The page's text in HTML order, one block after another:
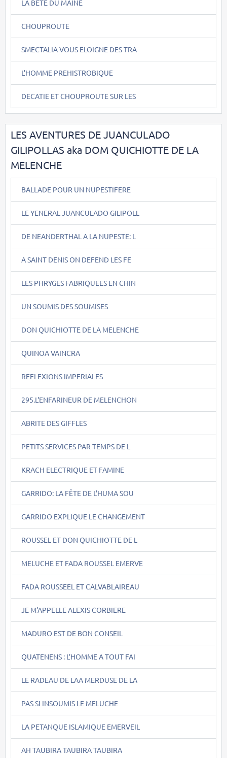
LA BÊTE DU MAINE
CHOUPROUTE
SMECTALIA VOUS ELOIGNE DES TRA
L'HOMME PREHISTROBIQUE
DECATIE ET CHOUPROUTE SUR LES
LES AVENTURES DE JUANCULADO
GILIPOLLAS aka DOM QUICHIOTTE DE LA
MELENCHE
BALLADE POUR UN NUPESTIFERE
LE YENERAL JUANCULADO GILIPOLL
DE NEANDERTHAL A LA NUPESTE: L
A SAINT DENIS ON DEFEND LES FE
LES PHRYGES FABRIQUEES EN CHIN
UN SOUMIS DES SOUMISES
DON QUICHIOTTE DE LA MELENCHE
QUINOA VAINCRA
REFLEXIONS IMPERIALES
295.L'ENFARINEUR DE MELENCHON
ABRITE DES GIFFLES
PETITS SERVICES PAR TEMPS DE L
KRACH ELECTRIQUE ET FAMINE
GARRIDO: LA FÊTE DE L'HUMA SOU
GARRIDO EXPLIQUE LE CHANGEMENT
ROUSSEL ET DON QUICHIOTTE DE L
MELUCHE ET FADA ROUSSEL EMERVE
FADA ROUSSEEL ET CALVABLAIREAU
JE M'APPELLE ALEXIS CORBIERE
MADURO EST DE BON CONSEIL
QUATENENS : L'HOMME A TOUT FAI
LE RADEAU DE LAA MERDUSE DE LA
PAS SI INSOUMIS LE MELUCHE
LA PETANQUE ISLAMIQUE EMERVEIL
AH TAUBIRA TAUBIRA TAUBIRA